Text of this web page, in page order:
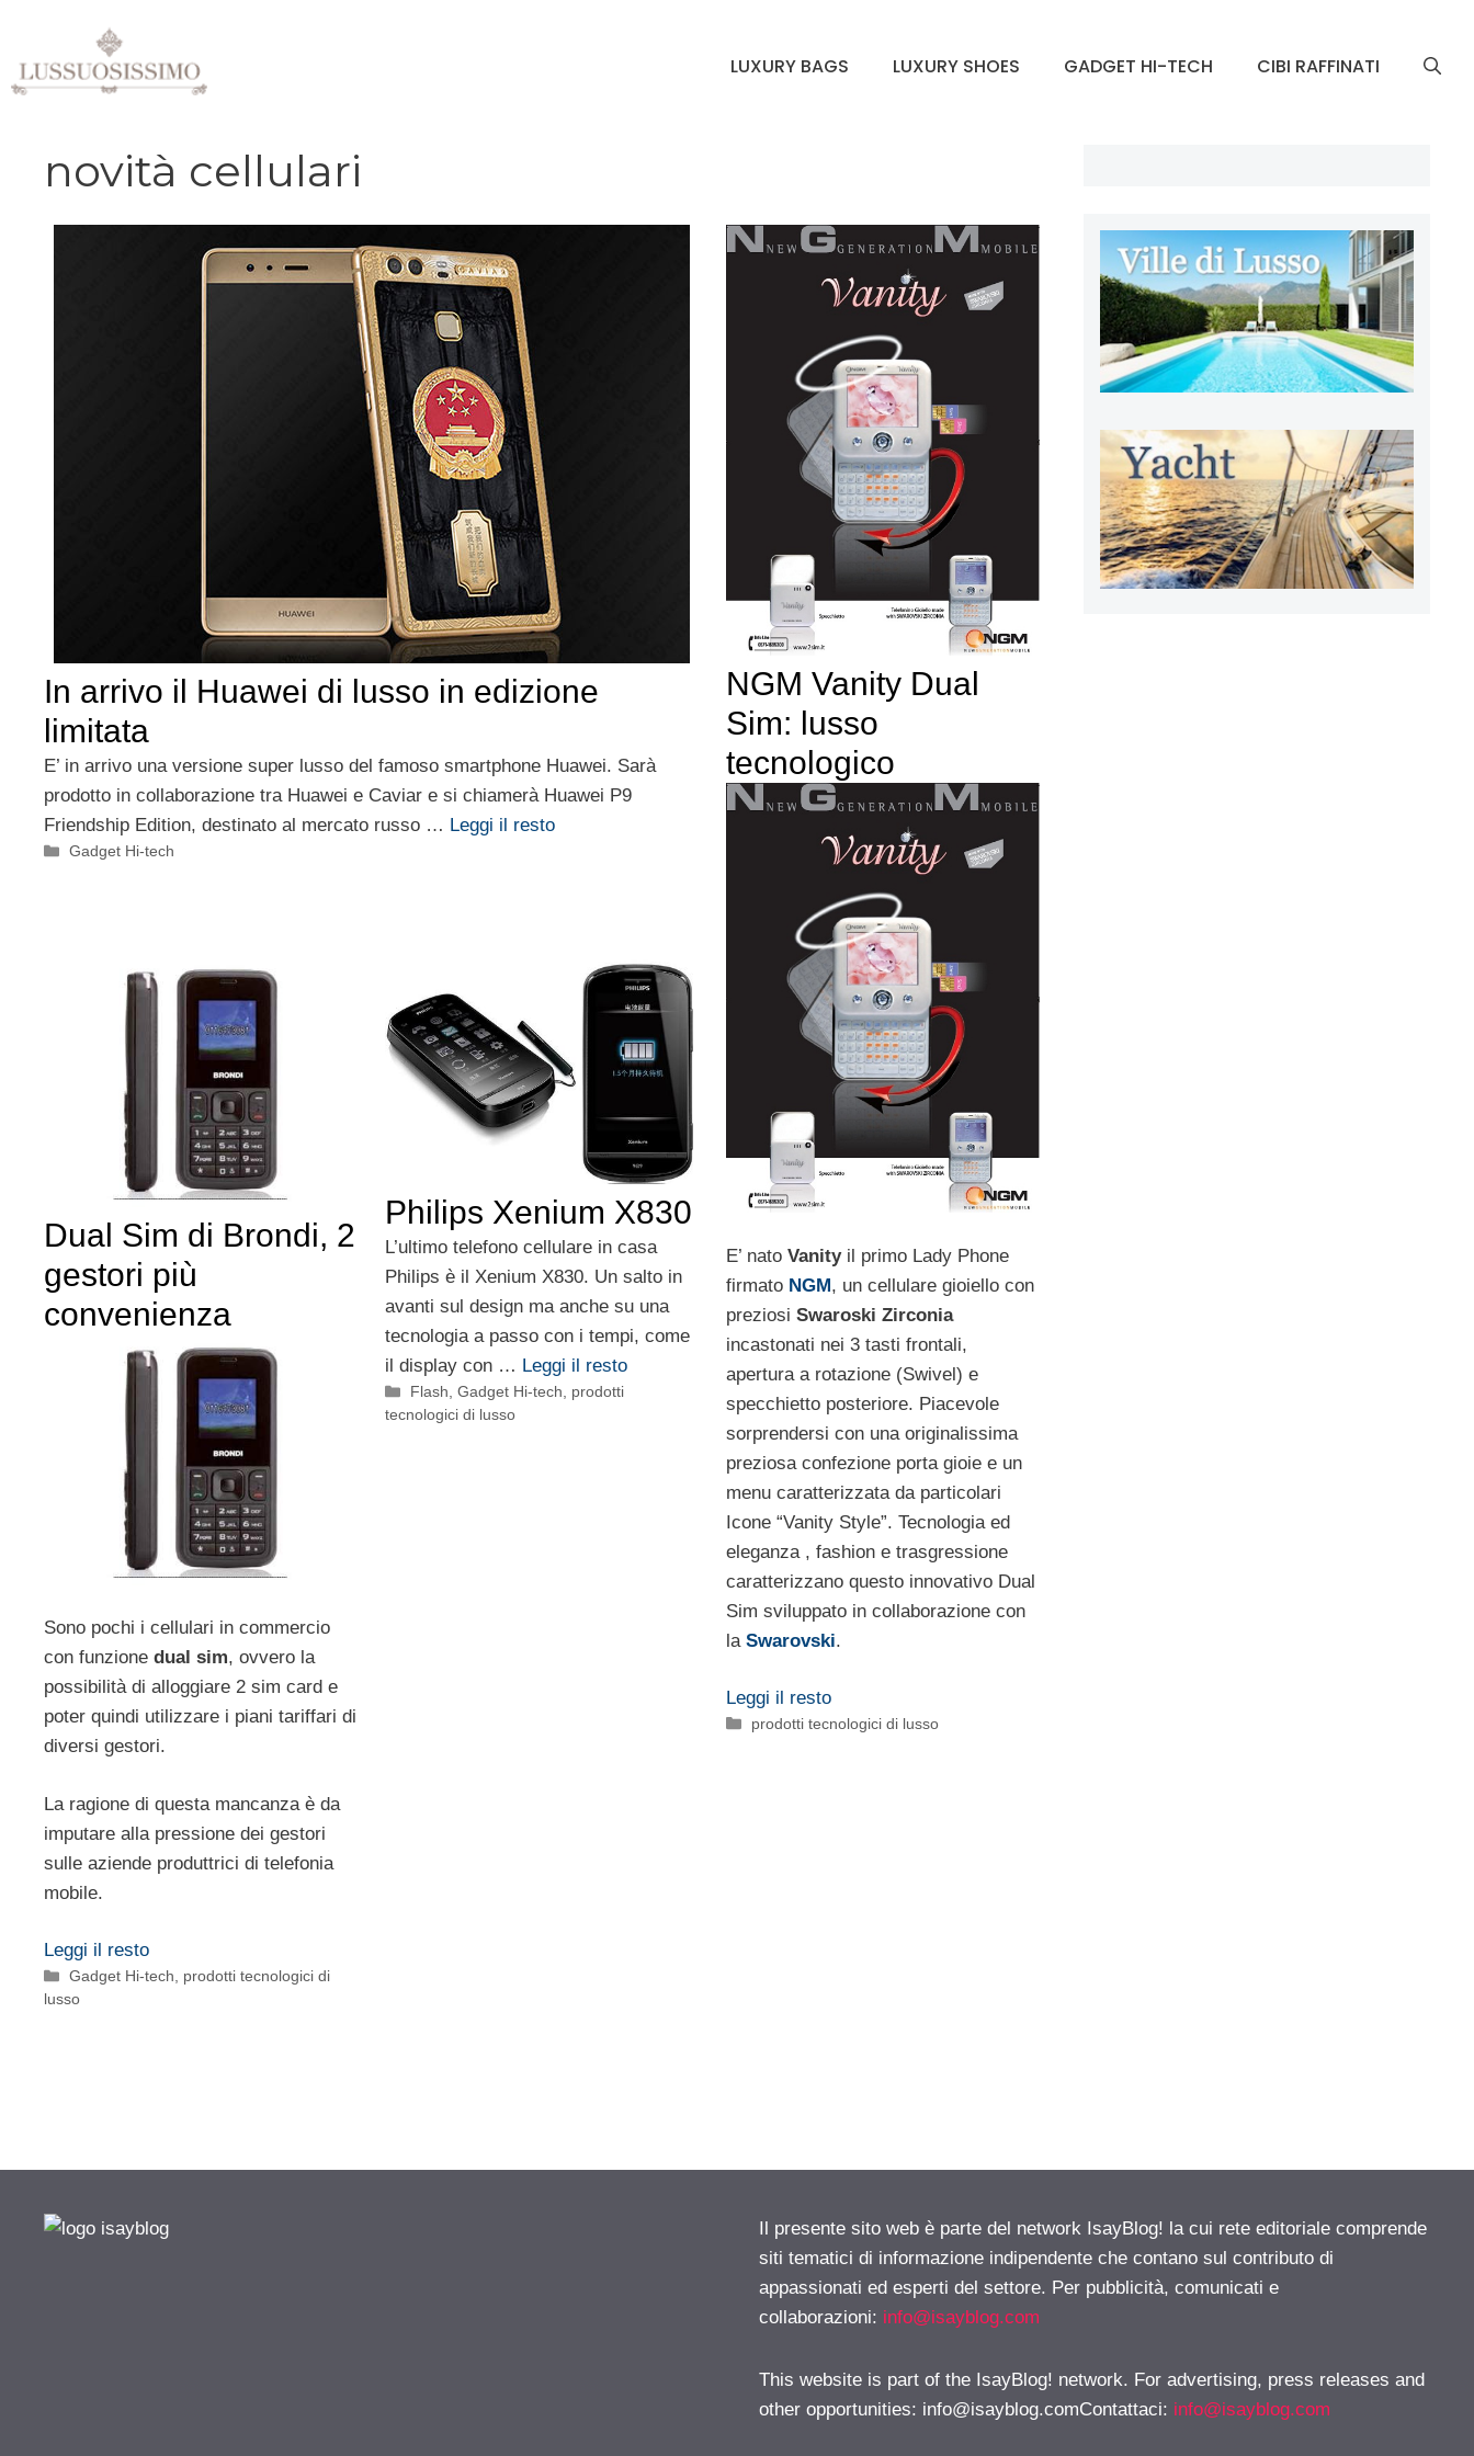
contenuto
LUXURY BAGS LUXURY SHOES GADGET HI-TECH CIBI RAFFINATI
novità cellulari
In arrivo il Huawei di lusso in edizione
limitata
E’ in arrivo una versione super lusso del famoso smartphone Huawei. Sarà
prodotto in collaborazione tra Huawei e Caviar e si chiamerà Huawei P9
Friendship Edition, destinato al mercato russo … Leggi il resto
Categorie
Gadget Hi-tech
NGM Vanity Dual
Sim: lusso
tecnologico
E’ nato Vanityil primo Lady Phone
firmato NGM, un cellulare gioiello con
preziosi Swaroski Zirconia
incastonati nei 3 tasti frontali,
apertura a rotazione (Swivel) e
specchietto posteriore. Piacevole
sorprendersi con una originalissima
preziosa confezione porta gioie e un
menu caratterizzata da particolari
Icone “Vanity Style”. Tecnologia ed
eleganza , fashion e trasgressione
caratterizzano questo innovativo Dual
Sim sviluppato in collaborazione con
la Swarovski.
Leggi il resto
Categorie
prodotti tecnologici di lusso
Dual Sim di Brondi, 2
gestori più
convenienza
Sono pochi i cellulari in commercio
con funzione dual sim, ovvero la
possibilità di alloggiare 2 sim card e
poter quindi utilizzare i piani tariffari di
diversi gestori.
La ragione di questa mancanza è da
imputare alla pressione dei gestori
sulle aziende produttrici di telefonia
mobile.
Leggi il resto
Categorie
Gadget Hi-tech, prodotti tecnologici di
lusso
Philips Xenium X830
L’ultimo telefono cellulare in casa
Philips è il Xenium X830. Un salto in
avanti sul design ma anche su una
tecnologia a passo con i tempi, come
il display con … Leggi il resto
Categorie
Flash,Gadget Hi-tech, prodotti
tecnologici di lusso
Il presente sito web è parte del network IsayBlog! la cui rete editoriale comprende
siti tematici di informazione indipendente che contano sul contributo di
appassionati ed esperti del settore. Per pubblicità, comunicati e
collaborazioni: info@isayblog.com
This website is part of the IsayBlog! network. For advertising, press releases and
other opportunities: info@isayblog.comContattaci: info@isayblog.com